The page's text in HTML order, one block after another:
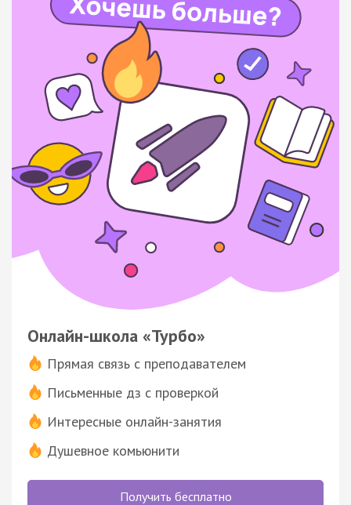
Онлайн-школа «Турбо»
Прямая связь с преподавателем
Письменные дз с проверкой
Интересные онлайн-занятия
Душевное комьюнити
Получить бесплатно